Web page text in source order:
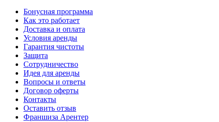
Бонусная программа
Как это работает
Доставка и оплата
Условия аренды
Гарантия чистоты
Защита
Сотрудничество
Идея для аренды
Вопросы и ответы
Договор оферты
Контакты
Оставить отзыв
Франшиза Арентер